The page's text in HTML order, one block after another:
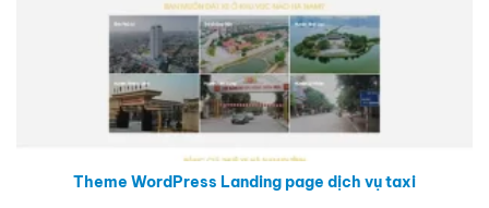
Theme WordPress Landing page dịch vụ taxi